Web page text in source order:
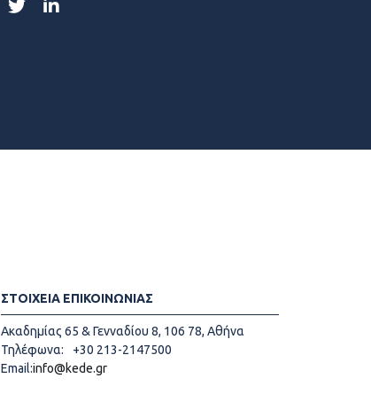
ΣΤΟΙΧΕΙΑ ΕΠΙΚΟΙΝΩΝΙΑΣ
Ακαδημίας 65 & Γενναδίου 8, 106 78, Αθήνα
Τηλέφωνα:
+30 213-2147500
Email:info@kede.gr